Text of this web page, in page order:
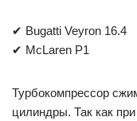
✔ Bugatti Veyron 16.4
✔ McLaren P1
Турбокомпрессор
цилиндры. Так как